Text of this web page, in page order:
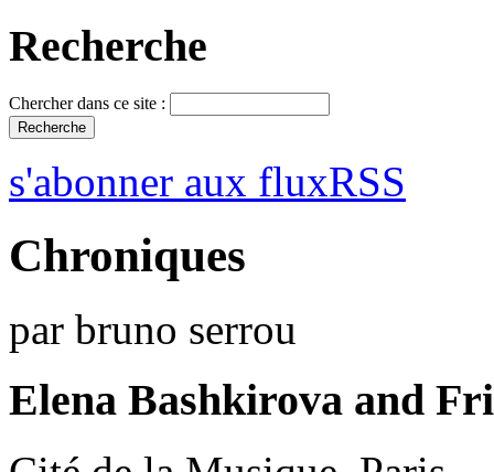
Recherche
Chercher dans ce site :
s'abonner aux fluxRSS
Chroniques
par bruno serrou
Elena Bashkirova and